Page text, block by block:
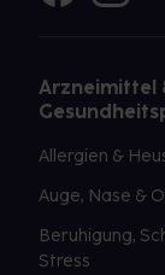
Arzneimittel
Allergien &
Auge, Nase &
Beruhigung,
Stress